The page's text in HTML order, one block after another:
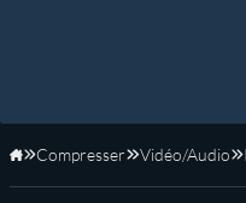
Accueil
Compresser Vidéo/Audio